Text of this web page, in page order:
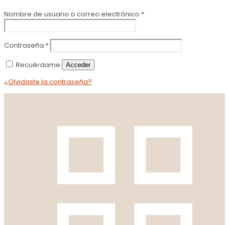
Nombre de usuario o correo electrónico *
Contraseña *
Recuérdame
Acceder
¿Olvidaste la contraseña?